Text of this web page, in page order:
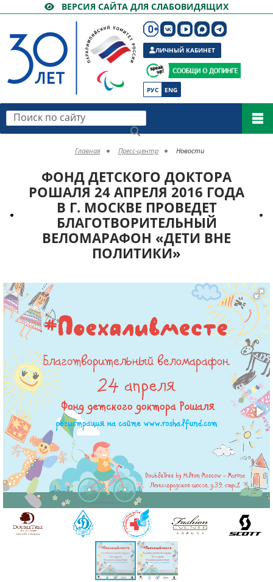
ВЕРСИЯ САЙТА ДЛЯ СЛАБОВИДЯЩИХ
РУС ENG
ЛИЧНЫЙ КАБИНЕТ
Поиск по сайту
Главная Пресс-центр Новости
ФОНД ДЕТСКОГО ДОКТОРА
РОШАЛЯ 24 АПРЕЛЯ 2016 ГОДА
В Г. МОСКВЕ ПРОВЕДЕТ
БЛАГОТВОРИТЕЛЬНЫЙ
ВЕЛОМАРАФОН «ДЕТИ ВНЕ
ПОЛИТИКИ»